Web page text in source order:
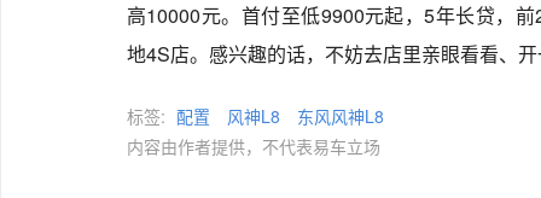
高10000元。首付至低9900元起，5年长贷，
地4S店。感兴趣的话，不妨去店里亲眼看看、
标签: 配置 风神L8
东风风神L8
内容由作者提供，不代表易车立场